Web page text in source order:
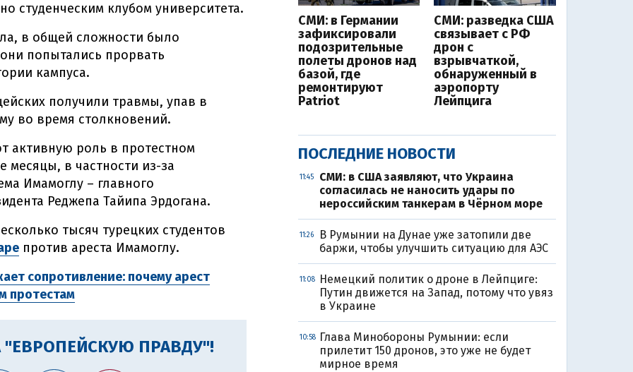
студенческим клубом университета.
в общей сложности было
попытались прорвать
кампуса.
получили травмы, упав в
во время столкновений.
активную роль в протестном
месяцы, в частности из-за
Имамоглу – главного
Реджепа Тайипа Эрдогана.
тысяч турецких студентов
против ареста Имамоглу.
сопротивление: почему арест
протестам
ПРАВДУ"!
СМИ: в Германии
зафиксировали
подозрительные
полеты дронов над
базой, где
ремонтируют
Patriot
СМИ: разведка США
связывает с РФ
дрон с
взрывчаткой,
обнаруженный в
аэропорту
Лейпцига
ПОСЛЕДНИЕ НОВОСТИ
11:45
СМИ: в США заявляют, что Украина
согласилась не наносить удары по
нероссийским танкерам в Чёрном море
11:26
В Румынии на Дунае уже затопили две
баржи, чтобы улучшить ситуацию для АЭС
11:08
Немецкий политик о дроне в Лейпциге:
Путин движется на Запад, потому что увяз
в Украине
10:58
Глава Минобороны Румынии: если
прилетит 150 дронов, это уже не будет
мирное время